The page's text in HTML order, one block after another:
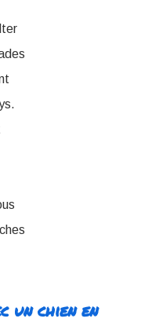
un chien en